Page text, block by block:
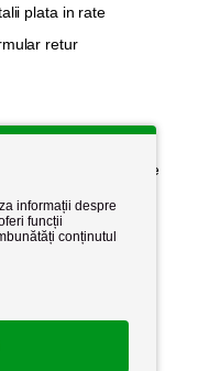
plata in rate
retur
de confidențialitate
de retur
si conditii
informații despre
funcții
conținutul